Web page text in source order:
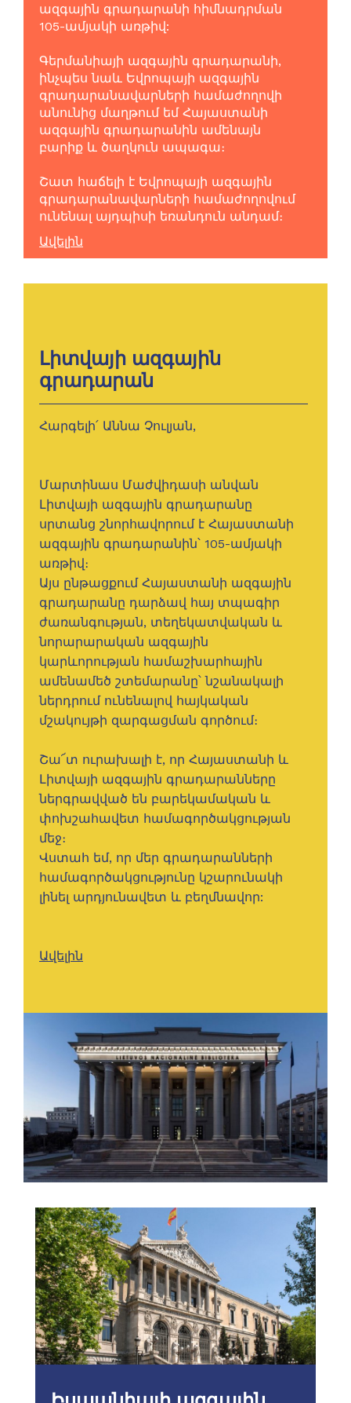
ազգային գրադարանի հիմնադրման
105-ամյակի առթիվ:
Գերմանիայի ազգային գրադարանի,
ինչպես նաև Եվրոպայի ազգային
գրադարանավարների համաժողովի
անունից մաղթում եմ Հայաստանի
ազգային գրադարանին ամենայն
բարիք և ծաղկուն ապագա։
Շատ հաճելի է Եվրոպայի ազգային
գրադարանավարների համաժողովում
ունենալ այդպիսի եռանդուն անդամ։
Ավելին
Լիտվայի ազգային
գրադարան
Հարգելի՛ Աննա Չուլյան,
Մարտինաս Մաժվիդասի անվան
Լիտվայի ազգային գրադարանը
սրտանց շնորհավորում է Հայաստանի
ազգային գրադարանին՝ 105-ամյակի
առթիվ։
Այս ընթացքում Հայաստանի ազգային
գրադարանը դարձավ հայ տպագիր
ժառանգության, տեղեկատվական և
նորարարական ազգային
կարևորության համաշխարհային
ամենամեծ շտեմարանը՝ նշանակալի
ներդրում ունենալով հայկական
մշակույթի զարգացման գործում։
Շա՜տ ուրախալի է, որ Հայաստանի և
Լիտվայի ազգային գրադարանները
ներգրավված են բարեկամական և
փոխշահավետ համագործակցության
մեջ։
Վստահ եմ, որ մեր գրադարանների
համագործակցությունը կշարունակի
լինել արդյունավետ և բեղմնավոր:
Ավելին